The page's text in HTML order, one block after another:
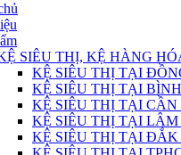
SIÊU THỊ, KỆ HÀNG
KỆ SIÊU THỊ TẠI
KỆ SIÊU THỊ TẠI
KỆ SIÊU THỊ TẠI CẦN
KỆ SIÊU THỊ TẠI
KỆ SIÊU THỊ TẠI